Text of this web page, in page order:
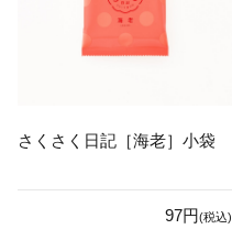
さくさく日記［海老］小袋
97円(税込)